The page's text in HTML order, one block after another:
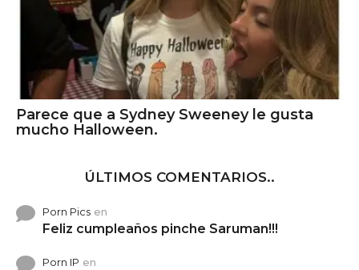
Parece que a Sydney Sweeney le gusta
mucho Halloween.
ÚLTIMOS COMENTARIOS..
Porn Pics en
Feliz cumpleaños pinche Saruman!!!
Porn IP en